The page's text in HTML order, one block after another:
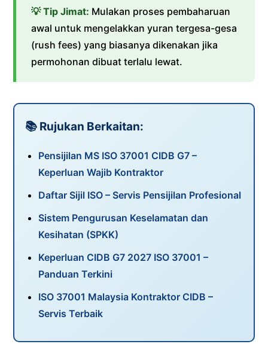
💡 Tip Jimat: Mulakan proses pembaharuan
awal untuk mengelakkan yuran tergesa-gesa
(rush fees) yang biasanya dikenakan jika
permohonan dibuat terlalu lewat.
📚 Rujukan Berkaitan:
Pensijilan MS ISO 37001 CIDB G7 –
Keperluan Wajib Kontraktor
Daftar Sijil ISO – Servis Pensijilan Profesional
Sistem Pengurusan Keselamatan dan
Kesihatan (SPKK)
Keperluan CIDB G7 2027 ISO 37001 –
Panduan Terkini
ISO 37001 Malaysia Kontraktor CIDB –
Servis Terbaik